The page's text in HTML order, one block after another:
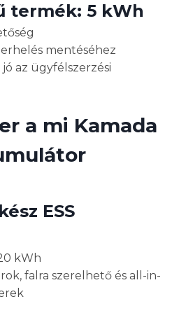
termék: 5 kWh
mentéséhez
az ügyfélszerzési
a mi Kamada
ESS
kWh
falra szerelhető és all-in-